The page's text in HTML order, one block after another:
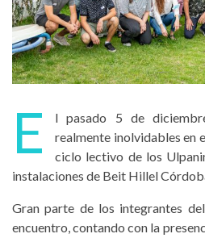
E
l pasado 5 de
realmente inolvidables en
ciclo lectivo de los
instalaciones de Beit Hillel
Gran parte de los integrantes
encuentro, contando con la